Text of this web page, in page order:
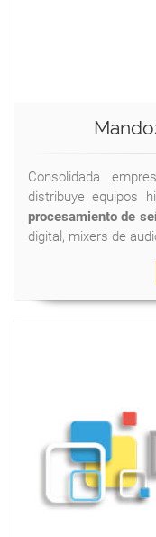
Consolidada
distribuye equipos
procesamiento de
digital, mixers de